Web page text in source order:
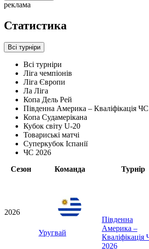
реклама
Статистика
Всі турніри
Всі турніри
Ліга чемпіонів
Ліга Європи
Ла Ліга
Копа Дель Рей
Південна Америка – Кваліфікація
Копа Судамерікана
Кубок світу U-20
Товариські матчі
Суперкубок Іспанії
ЧС 2026
Сезон
Команда Турнір
2026
Уругвай
Південна
Америка –
Кваліфікація
2026